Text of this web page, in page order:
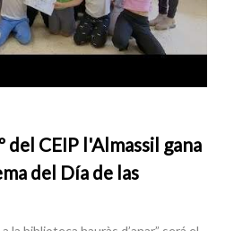
del CEIP l'Almassil gana
del Día de las